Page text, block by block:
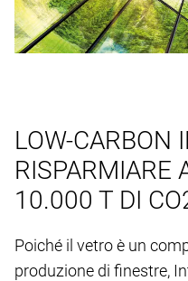
LOW-CARBON
RISPARMIARE
10.000 T DI
Poiché il vetro è un
produzione di finestre,